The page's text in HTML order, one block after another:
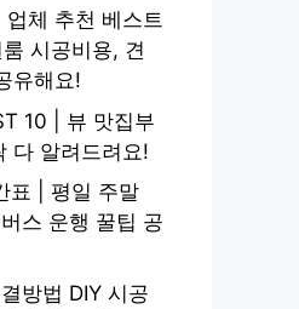
체 추천 베스트
시공비용, 견
유해요!
10 | 뷰 맛집부
다 알려드려요!
표 | 평일 주말
스 운행 꿀팁 공
방법 DIY 시공